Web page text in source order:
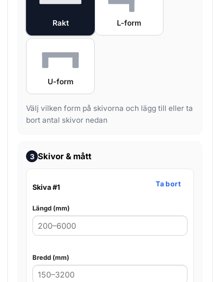
Rakt L-form
U-form
Välj vilken form på skivorna och lägg till eller ta
bort antal skivor nedan
3 Skivor & mått
Skiva #1 Ta bort
Längd (mm)
Bredd (mm)